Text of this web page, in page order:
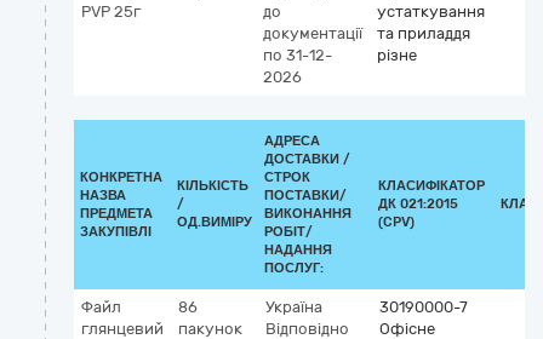
PVP 25г
до
документації
по 31-12-
2026
устаткування
та приладдя
різне
КОНКРЕТНА
НАЗВА
ПРЕДМЕТА
ЗАКУПІВЛІ
КІЛЬКІСТЬ
/
ОД.ВИМІРУ
АДРЕСА
ДОСТАВКИ /
СТРОК
ПОСТАВКИ/
ВИКОНАННЯ
РОБІТ/
НАДАННЯ
ПОСЛУГ:
КЛАСИФІКАТОР
ДК 021:2015
(CPV)
Файл
глянцевий
86
пакунок
Україна
Відповідно
30190000-7
Офісне